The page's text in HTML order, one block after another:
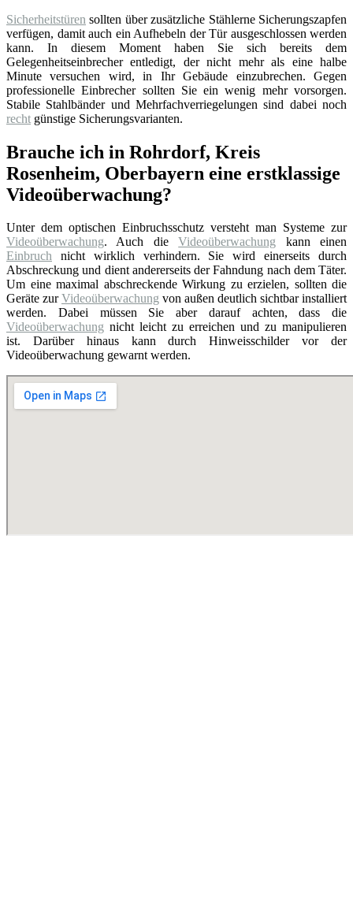
Sicherheitstüren sollten über zusätzliche Stählerne Sicherungszapfen
verfügen, damit auch ein Aufhebeln der Tür ausgeschlossen werden
kann. In diesem Moment haben Sie sich bereits dem
Gelegenheitseinbrecher entledigt, der nicht mehr als eine halbe
Minute versuchen wird, in Ihr Gebäude einzubrechen. Gegen
professionelle Einbrecher sollten Sie ein wenig mehr vorsorgen.
Stabile Stahlbänder und Mehrfachverriegelungen sind dabei noch
recht günstige Sicherungsvarianten.
Brauche ich in Rohrdorf, Kreis
Rosenheim, Oberbayern eine erstklassige
Videoüberwachung?
Unter dem optischen Einbruchsschutz versteht man Systeme zur
Videoüberwachung. Auch dieVideoüberwachung kann einen
Einbruch nicht wirklich verhindern. Sie wird einerseits durch
Abschreckung und dient andererseits der Fahndung nach dem Täter.
Um eine maximal abschreckende Wirkung zu erzielen, sollten die
Geräte zurVideoüberwachung von außen deutlich sichtbar installiert
werden. Dabei müssen Sie aber darauf achten, dass die
Videoüberwachung nicht leicht zu erreichen und zu manipulieren
ist. Darüber hinaus kann durch Hinweisschilder vor der
Videoüberwachung gewarnt werden.